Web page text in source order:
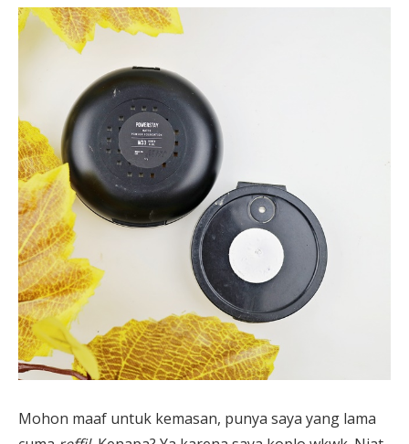
Mohon maaf untuk kemasan, punya saya yang lama